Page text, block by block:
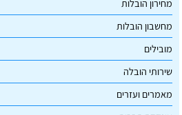
מחירון הובלות
מחשבון הובלות
מובילים
שירותי הובלה
מאמרים ועזרים